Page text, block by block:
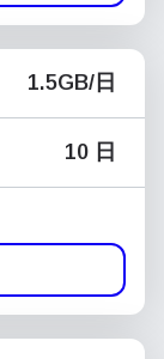
1.5GB/日
10 日